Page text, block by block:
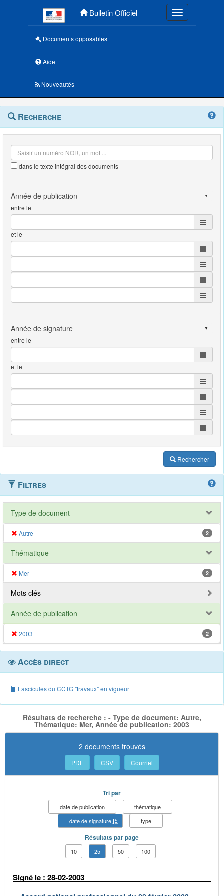
Bulletin Officiel Toggle
Documents opposables
Aide
Nouveautés
Navigation
outils
Menu
contextuel
Recherche
dans le texte intégral des documents
entre le
et le
entre le
et le
Rechercher
Filtres
Type de document
Autre 2
Thématique
Mer 2
Mots clés
Année de publication
2003 2
Accès direct
Fascicules du CCTG "travaux" en vigueur
Résultats de recherche : - Type de document: Autre,
Thématique: Mer, Année de publication: 2003
2 documents trouvés
PDF CSV Courriel
Tri par
date de publication
thématique
date de signature
type
Résultats par page
10 25 50 100
Signé le : 28-02-2003